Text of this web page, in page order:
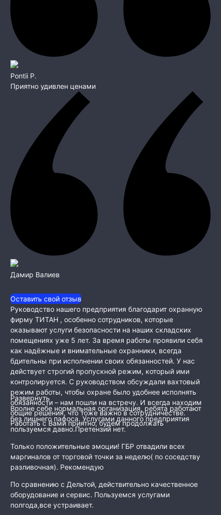
Pontii P.
Приятно удивлен ценами
Дамир Валиев
Оставить свой отзыв
Руководство нашего предприятия благодарит охранную
фирму ТИТАН , особенно сотрудников, которые
оказывают услуги безопасности на наших складских
помещениях уже 5 лет. За время работы проявили себя
как надёжные и внимательные охранники, всегда
бдительны при исполнении своих обязанностей. У нас
действует строгий пропускной режим, который ими
контролируется. С руководством обсуждали вахтовый
режим работы, чтобы охране было удобнее исполнять
обязанности – нам пошли на встречу. И всегда находим
общие решения, что тоже важно в сотрудничестве.
Работать с Вами приятно, будем продолжать
Развернуть
Вполне себе нормальная организация, ребята работают
без лишнего пафоса. Услугами данного предприятия
пользуемся давно.Претензий нет.
Только положительные эмоции! ГБР отвадили всех
маргиналов от торговой точки за неделю( по соседству
разливочная). Рекомендую
По сравнению с Дельтой, действительно качественное
оборудование и сервис. Пользуемся услугами
полгода,все устраивает.